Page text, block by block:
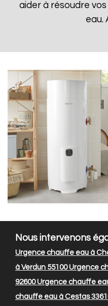
aider à résoudre
eau.
Nous intervenons
Urgence chauffe eau à
à Verdun 55100Urgence
92600Urgence chauffe
chauffe eau à Cestas